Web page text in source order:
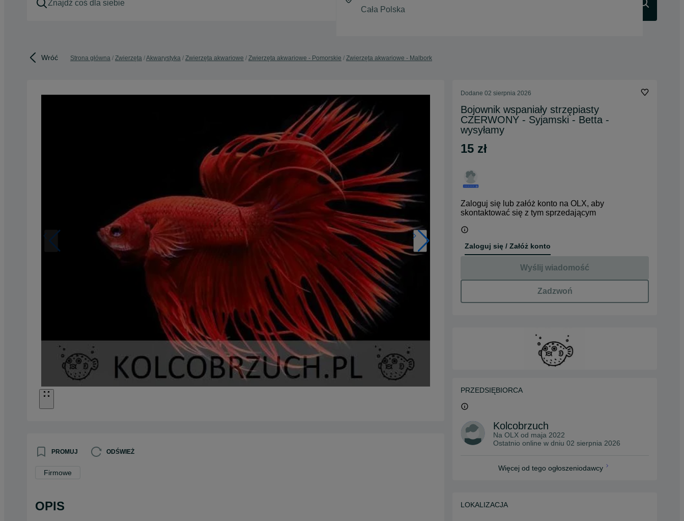
Wróć Strona główna Zwierzęta Akwarystyka Zwierzęta akwariowe Zwierzęta akwariowe - Pomorskie Zwierzęta akwariowe - Malbork
PROMUJ ODŚWIEŻ
Firmowe
OPIS
Dodane 02 sierpnia 2026
Bojownik wspaniały strzępiasty
CZERWONY - Syjamski - Betta -
wysyłamy
15 zł
Zaloguj się lub załóż konto na OLX, aby
skontaktować się z tym sprzedającym
Zaloguj się / Załóż konto
Wyślij wiadomość
Zadzwoń
PRZEDSIĘBIORCA
Kolcobrzuch
Na OLX od maja 2022
Ostatnio online w dniu 02 sierpnia 2026
Więcej od tego ogłoszeniodawcy
LOKALIZACJA